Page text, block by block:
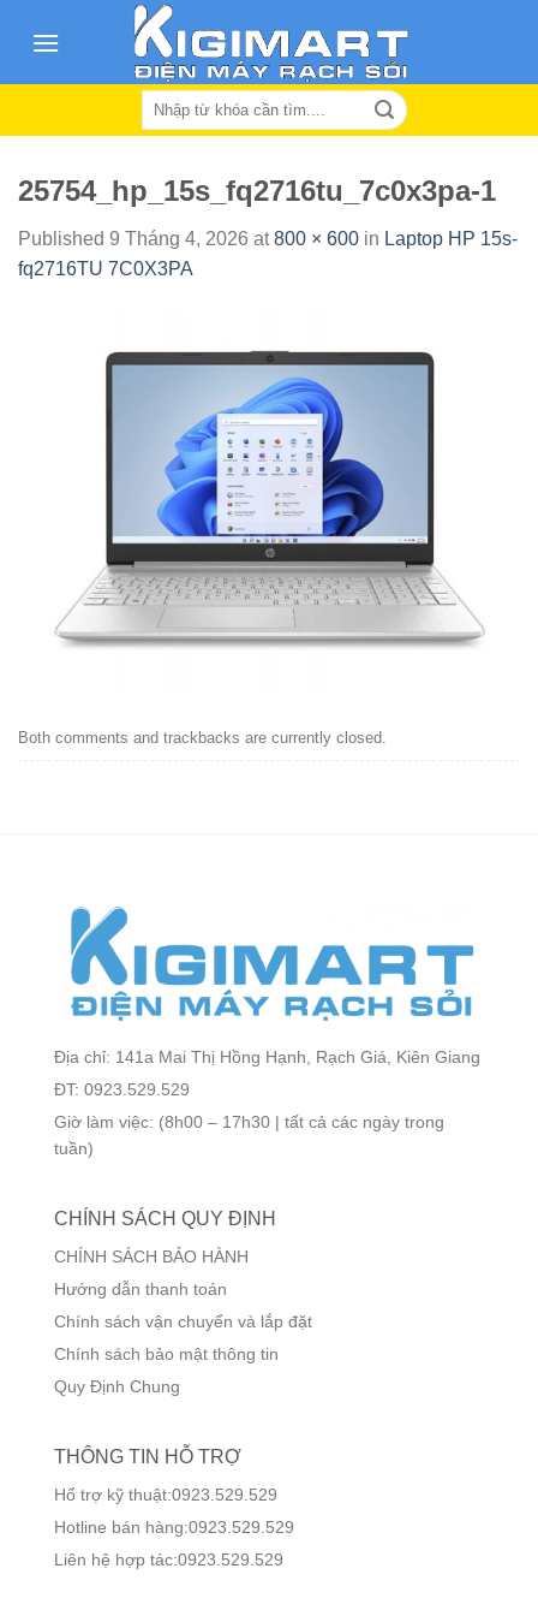
Search
25754_hp_15s_fq2716tu_7c0x3pa-1
Published 9 Tháng 4, 2026 at800 × 600 in Laptop HP 15s-
fq2716TU 7C0X3PA
Both comments and trackbacks are currently closed.
Địa chỉ: 141a Mai Thị Hồng Hạnh, Rạch Giá, Kiên Giang
ĐT: 0923.529.529
Giờ làm việc: (8h00 – 17h30 | tất cả các ngày trong
tuần)
CHÍNH SÁCH QUY ĐỊNH
CHÍNH SÁCH BẢO HÀNH
Hướng dẫn thanh toán
Chính sách vận chuyển và lắp đặt
Chính sách bảo mật thông tin
Quy Định Chung
THÔNG TIN HỖ TRỢ
Hổ trợ kỹ thuật:0923.529.529
Hotline bán hàng:0923.529.529
Liên hệ hợp tác:0923.529.529